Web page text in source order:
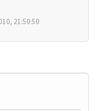
21:50:50